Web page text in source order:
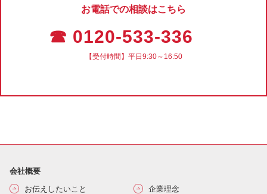
お電話での相談はこちら
☎ 0120-533-336
【受付時間】平日9:30～16:50
会社概要
お伝えしたいこと
企業理念